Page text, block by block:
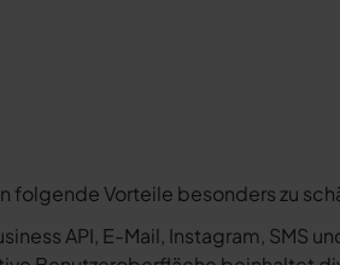
folgende Vorteile besonders zu
API, E-Mail, Instagram, SMS